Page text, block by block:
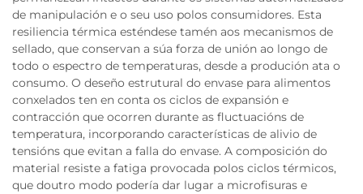
de manipulación e o seu uso polos consumidores. Esta
resiliencia térmica esténdese tamén aos mecanismos de
sellado, que conservan a súa forza de unión ao longo de
todo o espectro de temperaturas, desde a produción ata o
consumo. O deseño estrutural do envase para alimentos
conxelados ten en conta os ciclos de expansión e
contracción que ocorren durante as fluctuacións de
temperatura, incorporando características de alivio de
tensións que evitan a falla do envase. A composición do
material resiste a fatiga provocada polos ciclos térmicos,
que doutro modo podería dar lugar a microfisuras e